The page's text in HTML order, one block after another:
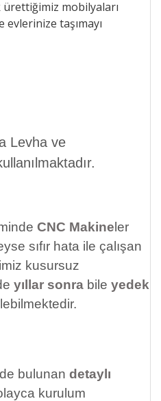
ürettiğimiz mobilyaları
evlerinize taşımayı
Levha ve
CNC Makineler
sıfır hata ile çalışan
kusursuz
yıllar sonra bile yedek
bulunan detaylı
kurulum